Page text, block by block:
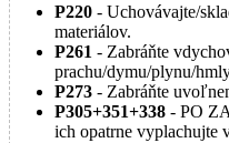
P220 - Uchovávajte/
materiálov.
P261 - Zabráňte
prachu/dymu/plynu/
P273 - Zabráňte
P305+351+338 - PO
ich opatrne vyplachujte